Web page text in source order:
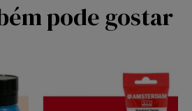
pode gostar